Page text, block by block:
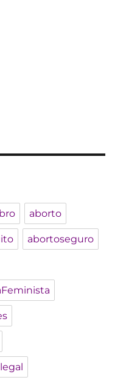
aborto
abortoseguro